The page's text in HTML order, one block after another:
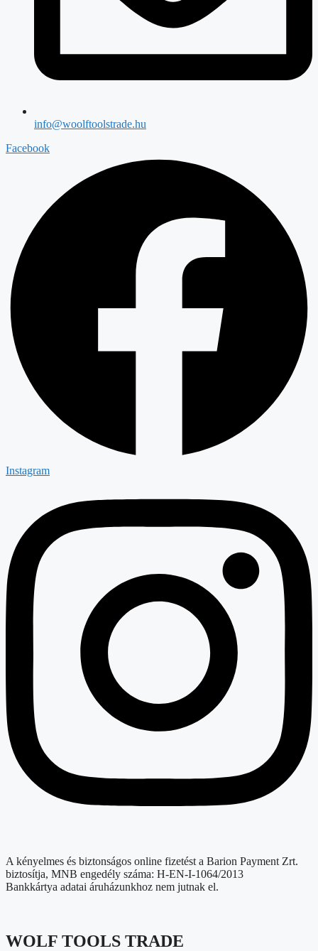
info@woolftoolstrade.hu
Facebook
Instagram
A kényelmes és biztonságos online fizetést a Barion Payment Zrt.
biztosítja, MNB engedély száma: H-EN-I-1064/2013
Bankkártya adatai áruházunkhoz nem jutnak el.
WOLF TOOLS TRADE